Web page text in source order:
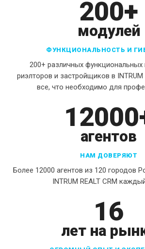
200+
модулей
ФУНКЦИОНАЛЬНОСТЬ И
200+ различных
риэлторов и застройщиков в INTRUM
все, что необходимо для
агентов
НАМ ДОВЕРЯЮТ
Более 12000 агентов из 120 городов
INTRUM REALT CRM
16
лет на